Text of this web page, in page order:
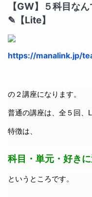
【GW】５科目な
✎【Lite】
https://manalink.jp/
の２講座になります。
普通の講座は、全５回、
特徴は、
科目・単元・好きに
というところです。